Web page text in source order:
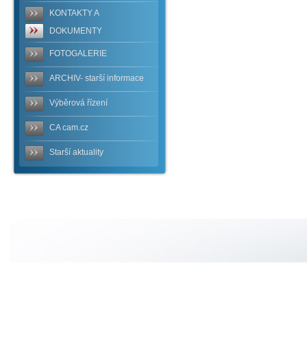
KONTAKTY A
DOKUMENTY
FOTOGALERIE
ARCHIV- starší informace
Výběrová řízení
CA cam.cz
Starší aktuality